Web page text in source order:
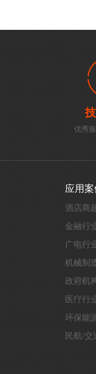
优秀
应用案
酒店商
金融行
广电行
机械制
政府机
医疗行
环保能
民航/交